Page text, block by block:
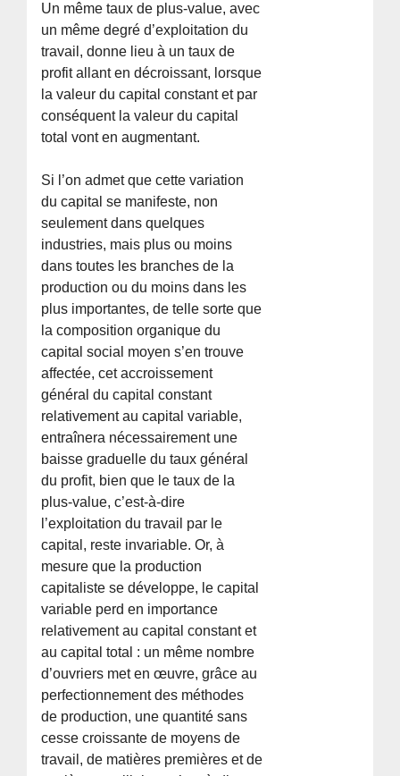
Un même taux de plus-value, avec
un même degré d’exploitation du
travail, donne lieu à un taux de
profit allant en décroissant, lorsque
la valeur du capital constant et par
conséquent la valeur du capital
total vont en augmentant.
Si l’on admet que cette variation
du capital se manifeste, non
seulement dans quelques
industries, mais plus ou moins
dans toutes les branches de la
production ou du moins dans les
plus importantes, de telle sorte que
la composition organique du
capital social moyen s’en trouve
affectée, cet accroissement
général du capital constant
relativement au capital variable,
entraînera nécessairement une
baisse graduelle du taux général
du profit, bien que le taux de la
plus-value, c’est-à-dire
l’exploitation du travail par le
capital, reste invariable. Or, à
mesure que la production
capitaliste se développe, le capital
variable perd en importance
relativement au capital constant et
au capital total : un même nombre
d’ouvriers met en œuvre, grâce au
perfectionnement des méthodes
de production, une quantité sans
cesse croissante de moyens de
travail, de matières premières et de